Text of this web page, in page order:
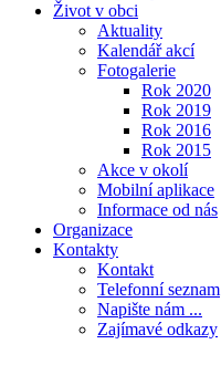
Život v obci
Aktuality
Kalendář akcí
Fotogalerie
Rok 2020
Rok 2019
Rok 2016
Rok 2015
Akce v okolí
Mobilní aplikace
Informace od nás
Organizace
Kontakty
Kontakt
Telefonní seznam
Napište nám ...
Zajímavé odkazy